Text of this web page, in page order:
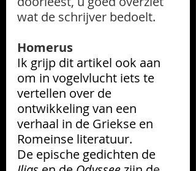
wat de schrijver bedoelt.
Homerus
Ik grijp dit artikel ook aan
om in vogelvlucht iets te
vertellen over de
ontwikkeling van een
verhaal in de Griekse en
Romeinse literatuur.
De epische gedichten de